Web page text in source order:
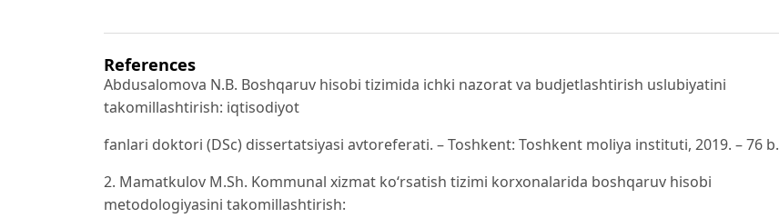
References
Abdusalomova N.B. Boshqaruv hisobi tizimida ichki nazorat va budjetlashtirish uslubiyatini
takomillashtirish: iqtisodiyot
fanlari doktori (DSc) dissertatsiyasi avtoreferati. – Toshkent: Toshkent moliya instituti, 2019. – 76 b.
2. Mamatkulov M.Sh. Kommunal xizmat ko‘rsatish tizimi korxonalarida boshqaruv hisobi
metodologiyasini takomillashtirish: